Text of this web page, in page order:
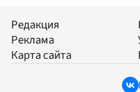
Редакция
Реклама
Карта сайта